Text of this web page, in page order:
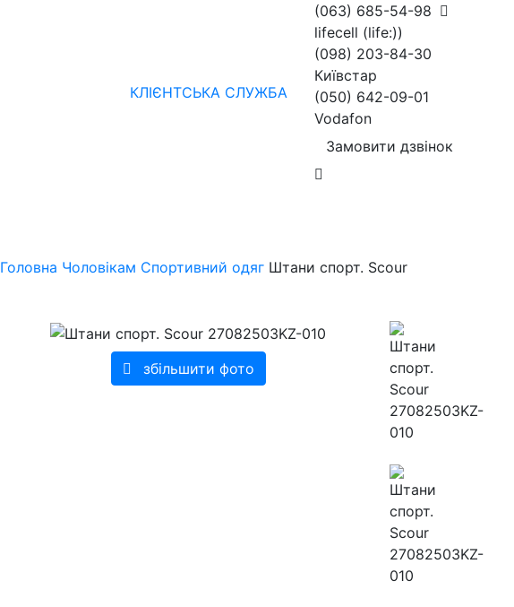
КЛІЄНТСЬКА СЛУЖБА
(063) 685-54-98
lifecell (life:))
(098) 203-84-30
Київстар
(050) 642-09-01
Vodafon
Замовити дзвінок
Головна Чоловікам Спортивний одяг Штани спорт. Scour
збільшити фото